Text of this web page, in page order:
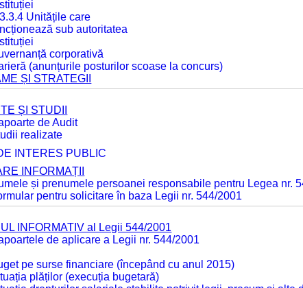
Unitățile care
sub autoritatea
corporativă
(anunțurile posturilor scoase la concurs)
ȘI STRATEGII
ȘI STUDII
de Audit
realizate
INTERES PUBLIC
INFORMAȚII
și prenumele persoanei responsabile pentru Legea nr.
pentru solicitare în baza Legii nr. 544/2001
INFORMATIV al Legii 544/2001
de aplicare a Legii nr. 544/2001
pe surse financiare (începând cu anul 2015)
plăților (execuția bugetară)